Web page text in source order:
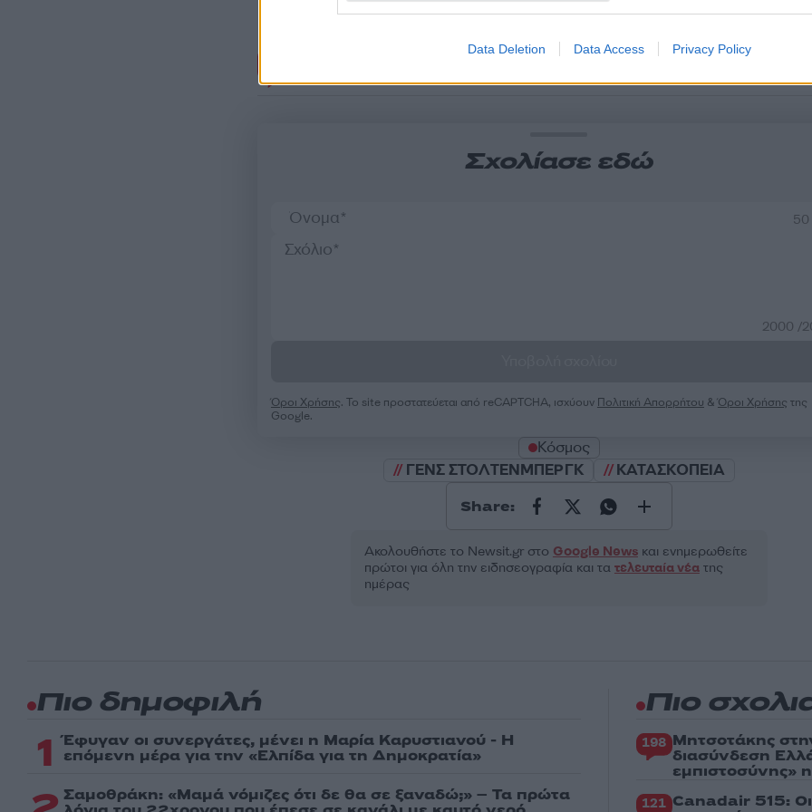
Data Deletion Data Access Privacy Policy
Σχολίασε εδώ
2000 /
Όροι Χρήσης. Το site προστατεύεται από reCAPTCHA, ισχύουν Πολιτική Απορρήτου &Όροι Χρήσης της
Google.
Κόσμος
ΓΕΝΣ ΣΤΟΛΤΕΝΜΠΕΡΓΚ
ΚΑΤΑΣΚΟΠΕΙΑ
Share:
Ακολουθήστε το Νewsit.gr στο Google Newsκαι ενημερωθείτε
πρώτοι για όλη την ειδησεογραφία και τα τελευταία νέατης
ημέρας
Πιο δημοφιλή
1 Έφυγαν οι συνεργάτες, μένει η Μαρία Καρυστιανού - Η
επόμενη μέρα για την «Ελπίδα για τη Δημοκρατία»
Σαμοθράκη: «Μαμά νόμιζες ότι δε θα σε ξαναδώ;» – Τα πρώτα
Πιο
198 Μητσοτάκης
διασύνδεση
εμπιστοσύνης»
121 Canadair 515: